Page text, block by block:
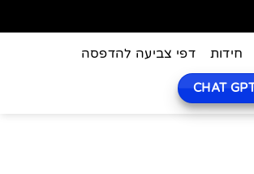
חידות דפי צביעה להדפסה